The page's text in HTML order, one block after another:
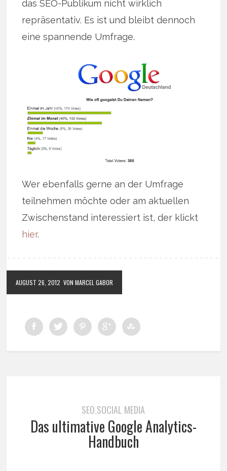
das SEO-Publikum nicht wirklich
repräsentativ. Es ist und bleibt dennoch
eine spannende Umfrage.
Wer ebenfalls gerne an der Umfrage
teilnehmen möchte oder am aktuellen
Zwischenstand interessiert ist, der klickt
hier.
AUGUST 26, 2012 VON MARCEL GABOR
SEO,SOCIAL MEDIA
Das ultimative Google Analytics-
Handbuch